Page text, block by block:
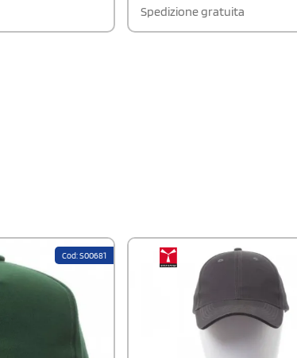
chiusura posteriore regolabile a
Spedizione gratuita
Cod: S00681